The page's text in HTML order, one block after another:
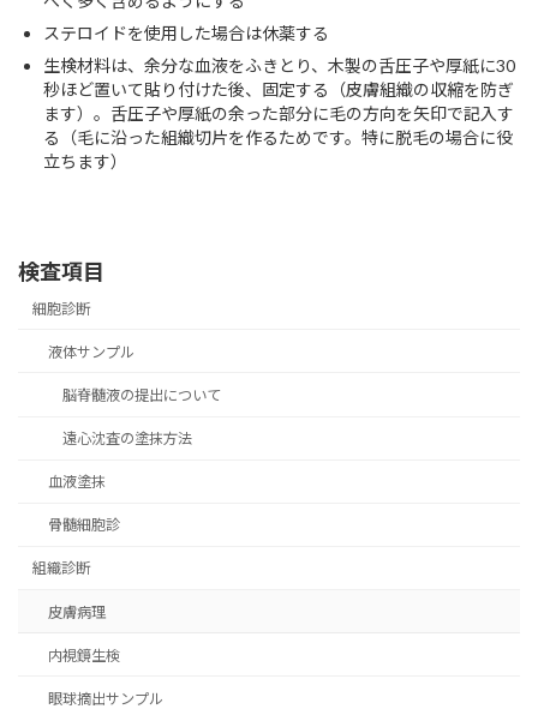
ステロイドを使用した場合は休薬する
生検材料は、余分な血液をふきとり、木製の舌圧子や厚紙に30
秒ほど置いて貼り付けた後、固定する（皮膚組織の収縮を防ぎ
ます）。舌圧子や厚紙の余った部分に毛の方向を矢印で記入す
る（毛に沿った組織切片を作るためです。特に脱毛の場合に役
立ちます）
検査項目
細胞診断
液体サンプル
脳脊髄液の提出について
遠心沈査の塗抹方法
血液塗抹
骨髄細胞診
組織診断
皮膚病理
内視鏡生検
眼球摘出サンプル